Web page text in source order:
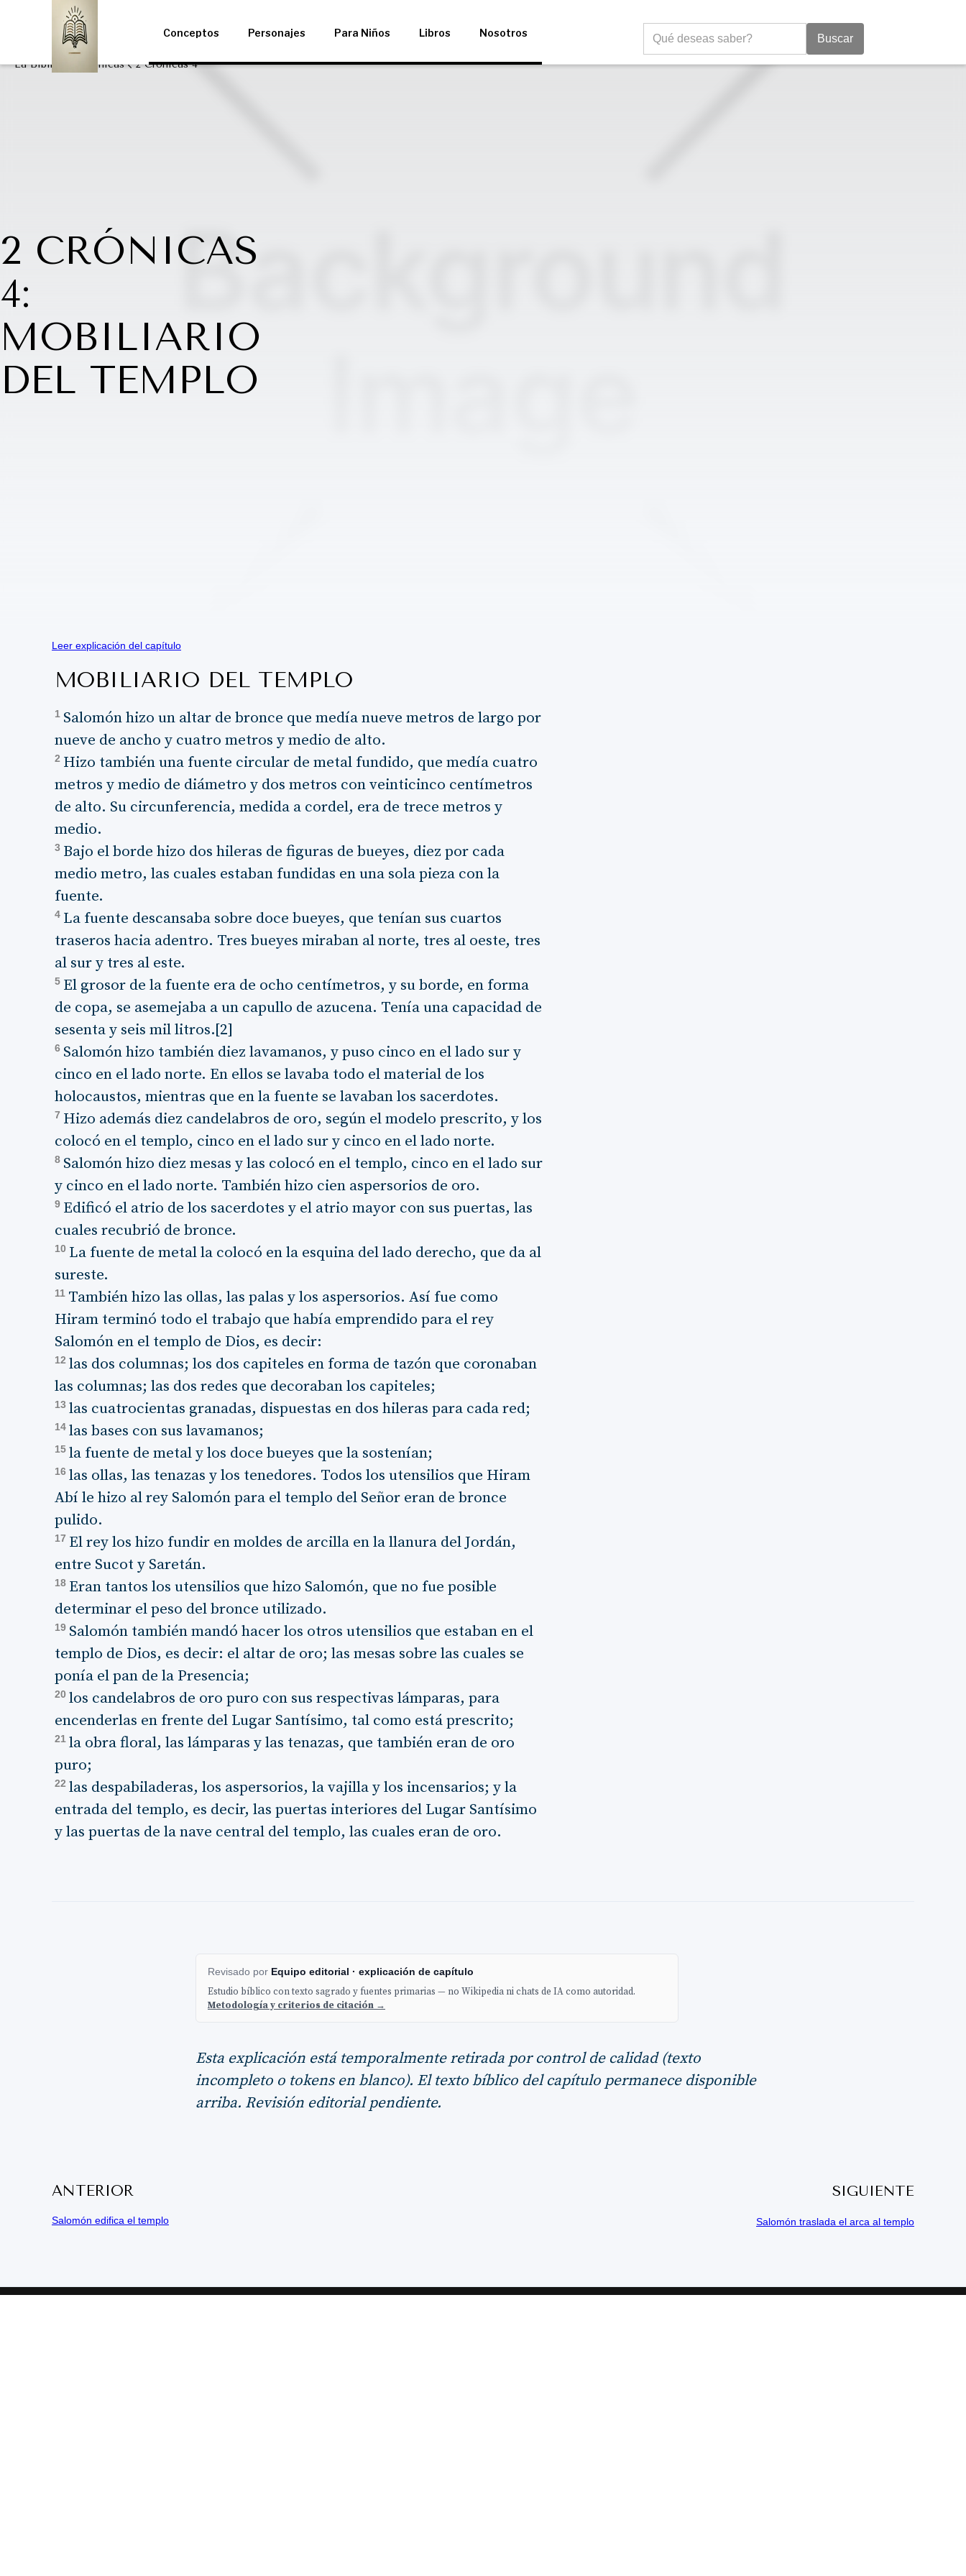
Conceptos Personajes Para Niños Libros Nosotros
2 CRÓNICAS
4:
MOBILIARIO
DEL TEMPLO
La Biblia II Crónicas 2 Crónicas 4
Leer explicación del capítulo
MOBILIARIO DEL TEMPLO
1 Salomón hizo un altar de bronce que medía nueve metros de largo por
nueve de ancho y cuatro metros y medio de alto.
2 Hizo también una fuente circular de metal fundido, que medía cuatro
metros y medio de diámetro y dos metros con veinticinco centímetros
de alto. Su circunferencia, medida a cordel, era de trece metros y
medio.
3 Bajo el borde hizo dos hileras de figuras de bueyes, diez por cada
medio metro, las cuales estaban fundidas en una sola pieza con la
fuente.
4 La fuente descansaba sobre doce bueyes, que tenían sus cuartos
traseros hacia adentro. Tres bueyes miraban al norte, tres al oeste, tres
al sur y tres al este.
5 El grosor de la fuente era de ocho centímetros, y su borde, en forma
de copa, se asemejaba a un capullo de azucena. Tenía una capacidad de
sesenta y seis mil litros.[2]
6 Salomón hizo también diez lavamanos, y puso cinco en el lado sur y
cinco en el lado norte. En ellos se lavaba todo el material de los
holocaustos, mientras que en la fuente se lavaban los sacerdotes.
7 Hizo además diez candelabros de oro, según el modelo prescrito, y los
colocó en el templo, cinco en el lado sur y cinco en el lado norte.
8 Salomón hizo diez mesas y las colocó en el templo, cinco en el lado sur
y cinco en el lado norte. También hizo cien aspersorios de oro.
9 Edificó el atrio de los sacerdotes y el atrio mayor con sus puertas, las
cuales recubrió de bronce.
10 La fuente de metal la colocó en la esquina del lado derecho, que da al
sureste.
11 También hizo las ollas, las palas y los aspersorios. Así fue como
Hiram terminó todo el trabajo que había emprendido para el rey
Salomón en el templo de Dios, es decir:
12las dos columnas; los dos capiteles en forma de tazón que coronaban
las columnas; las dos redes que decoraban los capiteles;
13las cuatrocientas granadas, dispuestas en dos hileras para cada red;
14las bases con sus lavamanos;
15la fuente de metal y los doce bueyes que la sostenían;
16las ollas, las tenazas y los tenedores. Todos los utensilios que Hiram
Abí le hizo al rey Salomón para el templo del Señor eran de bronce
pulido.
17 El rey los hizo fundir en moldes de arcilla en la llanura del Jordán,
entre Sucot y Saretán.
18 Eran tantos los utensilios que hizo Salomón, que no fue posible
determinar el peso del bronce utilizado.
19 Salomón también mandó hacer los otros utensilios que estaban en el
templo de Dios, es decir: el altar de oro; las mesas sobre las cuales se
ponía el pan de la Presencia;
20los candelabros de oro puro con sus respectivas lámparas, para
encenderlas en frente del Lugar Santísimo, tal como está prescrito;
21la obra floral, las lámparas y las tenazas, que también eran de oro
puro;
22las despabiladeras, los aspersorios, la vajilla y los incensarios; y la
entrada del templo, es decir, las puertas interiores del Lugar Santísimo
y las puertas de la nave central del templo, las cuales eran de oro.
Revisado por Equipo editorial · explicación de capítulo
Estudio bíblico con texto sagrado y fuentes primarias — no Wikipedia ni chats de IA como autoridad.
Metodología y criterios de citación →
Esta explicación está temporalmente retirada por control de calidad (texto
incompleto o tokens en blanco). El texto bíblico del capítulo permanece disponible
arriba. Revisión editorial pendiente.
ANTERIOR
Salomón edifica el templo
SIGUIENTE
Salomón traslada el arca al templo